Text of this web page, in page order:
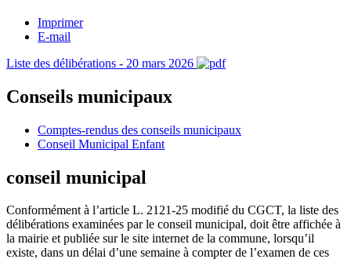
Imprimer
E-mail
Liste des délibérations - 20 mars 2026
Conseils municipaux
Comptes-rendus des conseils municipaux
Conseil Municipal Enfant
conseil municipal
Conformément à l’article L. 2121-25 modifié du CGCT, la liste des
délibérations examinées par le conseil municipal, doit être affichée à
la mairie et publiée sur le site internet de la commune, lorsqu’il
existe, dans un délai d’une semaine à compter de l’examen de ces